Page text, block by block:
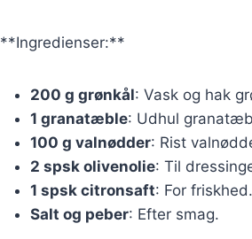
**Ingredienser:**
200 g grønkål: Vask og hak
1 granatæble: Udhul
100 g valnødder: Rist
2 spsk olivenolie: Til
1 spsk citronsaft: For friskhed.
Salt og peber: Efter smag.